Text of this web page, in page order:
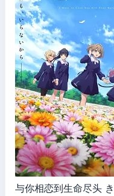
与你相恋到生命尽头